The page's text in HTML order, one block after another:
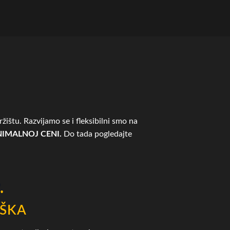
Razvijamo se i fleksibilni smo na
CENI. Do tada pogledajte